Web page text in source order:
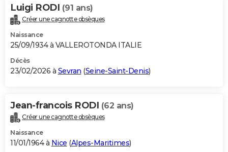
Carte de Noël
Carte Bonne année
Carte Saint-Valentin
Carte Pâques
Carte d'anniversaire
DICTIONNAIRE
Dictionnaire
Biographies
Citations
Expressions
Proverbes
PROGRAMME TV
S'inscrire
Se connecter
Lycées
Collèges
Primaires
Universités
Entreprises
Service militaire
Avis de recherche
AVIS DE DÉCÈS
Bricolage
Lifestyle
Culture
Sport
Auto
Television
Voyage
Cinema
Luigi RODI (91 ans)
Créer une cagnotte obsèques
Naissance
25/09/1934 à VALLEROTONDA ITALIE
Décès
23/02/2026 à Sevran (Seine-Saint-Denis)
Jean-francois RODI (62 ans)
Créer une cagnotte obsèques
Naissance
11/01/1964 à Nice (Alpes-Maritimes)